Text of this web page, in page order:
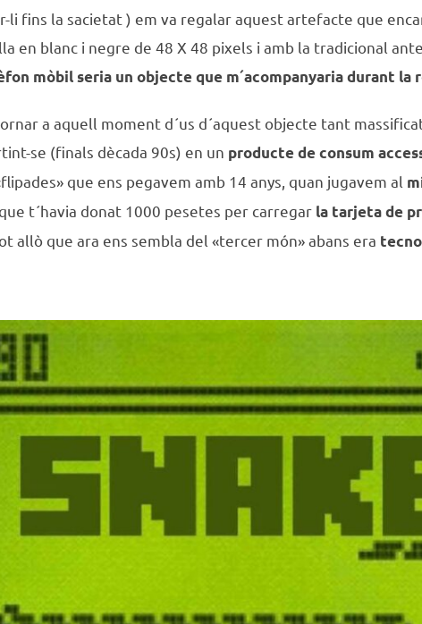
li fins la sacietat ) em va regalar aquest artefacte que
en blanc i negre de 48 X 48 pixels i amb la tradicional
mòbil seria un objecte que m´acompanyaria durant la
a aquell moment d´us d´aquest objecte tant
se (finals dècada 90s) en un producte de consum
que ens pegavem amb 14 anys, quan jugavem al
t´havia donat 1000 pesetes per carregar la tarjeta de
allò que ara ens sembla del «tercer món» abans era